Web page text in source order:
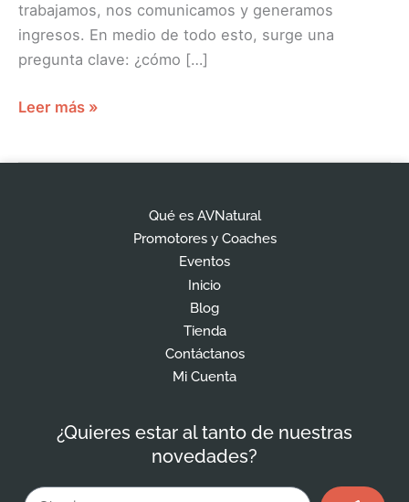
trabajamos, nos comunicamos y generamos
ingresos. En medio de todo esto, surge una
pregunta clave: ¿cómo […]
Leer más »
Qué es AVNatural
Promotores y Coaches
Eventos
Inicio
Blog
Tienda
Contáctanos
Mi Cuenta
¿Quieres estar al tanto de nuestras
novedades?
Email Enviar